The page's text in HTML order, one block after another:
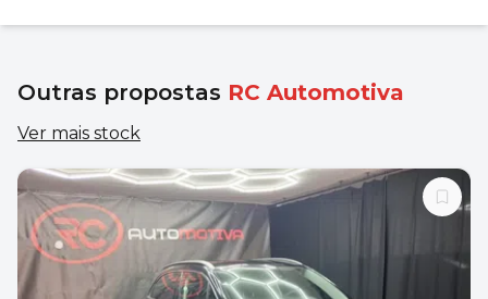
Outras propostas RC Automotiva
Ver mais stock